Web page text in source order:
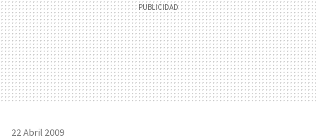
22 Abril 2009